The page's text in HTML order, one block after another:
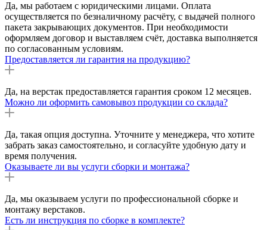
Да, мы работаем с юридическими лицами. Оплата
осуществляется по безналичному расчёту, с выдачей полного
пакета закрывающих документов. При необходимости
оформляем договор и выставляем счёт, доставка выполняется
по согласованным условиям.
Предоставляется ли гарантия на продукцию?
Да, на верстак предоставляется гарантия сроком 12 месяцев.
Можно ли оформить самовывоз продукции со склада?
Да, такая опция доступна. Уточните у менеджера, что хотите
забрать заказ самостоятельно, и согласуйте удобную дату и
время получения.
Оказываете ли вы услуги сборки и монтажа?
Да, мы оказываем услуги по профессиональной сборке и
монтажу верстаков.
Есть ли инструкция по сборке в комплекте?